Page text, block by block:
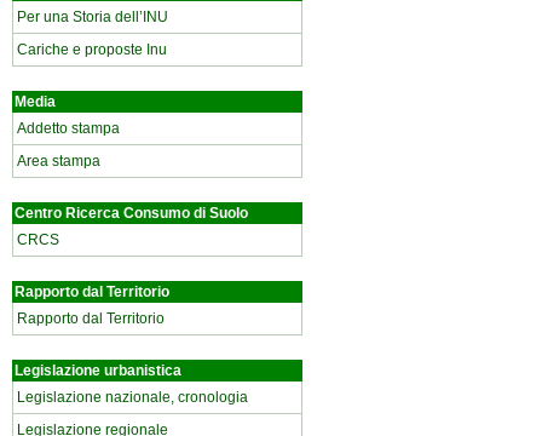
Per una Storia dell’INU
Cariche e proposte Inu
Media
Addetto stampa
Area stampa
Centro Ricerca Consumo di Suolo
CRCS
Rapporto dal Territorio
Rapporto dal Territorio
Legislazione urbanistica
Legislazione nazionale, cronologia
Legislazione regionale